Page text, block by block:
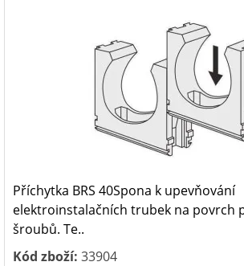
Příchytka BRS 40Spona k upevňování
elektroinstalačních trubek na povrch
šroubů. Te..
Kód zboží: 33904